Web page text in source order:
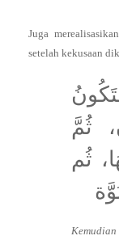
Juga
setelah kekusaan
ثُمَّ
ثُم